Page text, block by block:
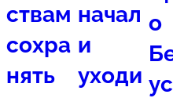
ствам
сохра
нять
начал
и
уходи
о